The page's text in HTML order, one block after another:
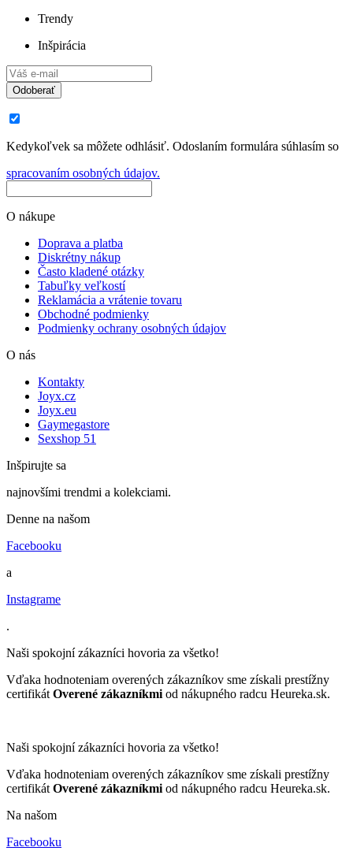
Trendy
Inšpirácia
Odoberať
Kedykoľvek sa môžete odhlásiť. Odoslaním formulára súhlasím so
spracovaním osobných údajov.
O nákupe
Doprava a platba
Diskrétny nákup
Často kladené otázky
Tabuľky veľkostí
Reklamácia a vrátenie tovaru
Obchodné podmienky
Podmienky ochrany osobných údajov
O nás
Kontakty
Joyx.cz
Joyx.eu
Gaymegastore
Sexshop 51
Inšpirujte sa
najnovšími trendmi a kolekciami.
Denne na našom
Facebooku
a
Instagrame
.
Naši spokojní zákazníci hovoria za všetko!
Vďaka hodnoteniam overených zákazníkov sme získali prestížny
certifikát Overené zákazníkmi od nákupného radcu Heureka.sk.
Naši spokojní zákazníci hovoria za všetko!
Vďaka hodnoteniam overených zákazníkov sme získali prestížny
certifikát Overené zákazníkmi od nákupného radcu Heureka.sk.
Na našom
Facebooku